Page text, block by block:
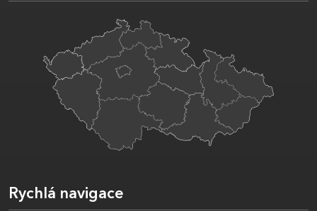
Rychlá navigace